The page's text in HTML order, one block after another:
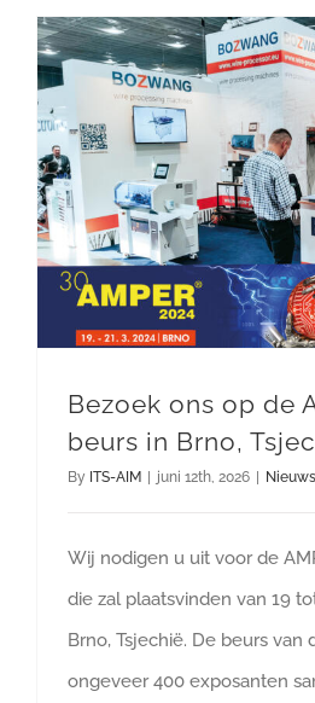
Bezoek ons op de
beurs in Brno,
By ITS-AIM juni 12th, 2026 Nieuws
Wij nodigen u uit voor de
die zal plaatsvinden van 19
Brno, Tsjechië. De beurs van
ongeveer 400 exposanten